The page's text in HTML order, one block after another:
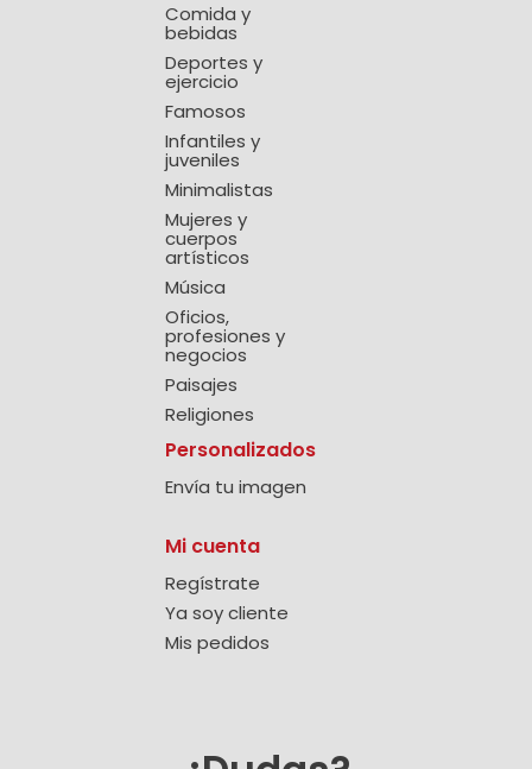
Comida y
bebidas
Deportes y
ejercicio
Famosos
Infantiles y
juveniles
Minimalistas
Mujeres y
cuerpos
artísticos
Música
Oficios,
profesiones y
negocios
Paisajes
Religiones
Personalizados
Envía tu imagen
Mi cuenta
Regístrate
Ya soy cliente
Mis pedidos